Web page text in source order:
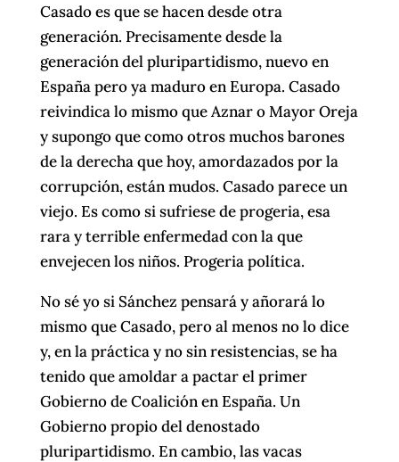
Casado es que se hacen desde otra
generación. Precisamente desde la
generación del pluripartidismo, nuevo en
España pero ya maduro en Europa. Casado
reivindica lo mismo que Aznar o Mayor Oreja
y supongo que como otros muchos barones
de la derecha que hoy, amordazados por la
corrupción, están mudos. Casado parece un
viejo. Es como si sufriese de progeria, esa
rara y terrible enfermedad con la que
envejecen los niños. Progeria política.
No sé yo si Sánchez pensará y añorará lo
mismo que Casado, pero al menos no lo dice
y, en la práctica y no sin resistencias, se ha
tenido que amoldar a pactar el primer
Gobierno de Coalición en España. Un
Gobierno propio del denostado
pluripartidismo. En cambio, las vacas